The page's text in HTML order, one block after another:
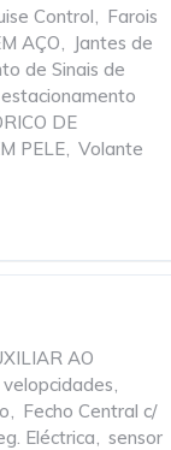
Control, Farois
AÇO, Jantes de
de Sinais de
DE
PELE, Volante
AO
,
, Fecho Central c/
Eléctrica, sensor